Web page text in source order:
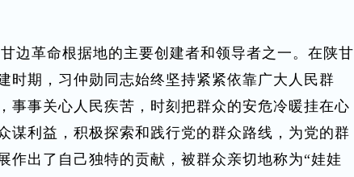
边革命根据地的主要创建者和领导者之一。在陕甘
时期，习仲勋同志始终坚持紧紧依靠广大人民群
事事关心人民疾苦，时刻把群众的安危冷暖挂在心
谋利益，积极探索和践行党的群众路线，为党的群
作出了自己独特的贡献，被群众亲切地称为“娃娃